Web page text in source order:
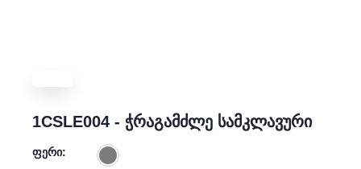
1CSLE004 - ჭრაგამძლე სამკლავური
ფერი: